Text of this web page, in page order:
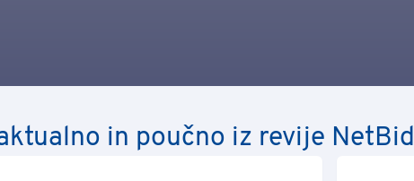
in poučno iz revije NetBid